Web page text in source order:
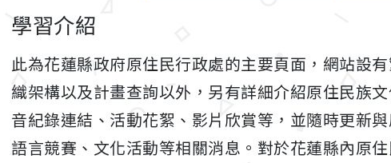
學習介紹
此為花蓮縣政府原住民行政處的主要頁面，網站設
織架構以及計畫查詢以外，另有詳細介紹原住民族
音紀錄連結、活動花絮、影片欣賞等，並隨時更新
語言競賽、文化活動等相關消息。對於花蓮縣內原